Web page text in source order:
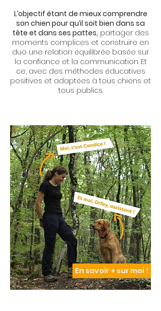
L’objectif étant de mieux comprendre
son chien pour qu’il soit bien dans sa
tête et dans ses pattes, partager des
moments complices et construire en
duo une relation équilibrée basée sur
la confiance et la communication. Et
ce, avec des méthodes éducatives
positives et adaptées à tous chiens et
tous publics.
En savoir + sur moi !